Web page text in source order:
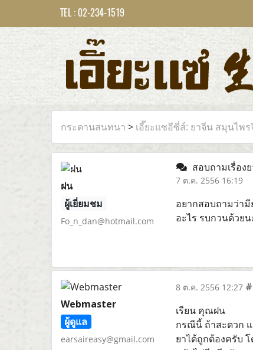
TEL : 02-234-1519
กระดานสนทนา > เอี๊ยะแซอีซี่ส์: ยาจีน สมุนไพ
ฝน
ผู้เยี่ยมชม
Fo_n_dan@hotmail.com
สอบถามเรื่อง
7 ต.ค. 2556 16:19
อยากสอบถามว่า
อะไร รบกวนด้วย
Webmaster
ผู้ดูแล
earsaireasy@gmail.com
8 ต.ค. 2556 12:27
เรียน คุณฝน
กรณีนี้ ถ้าสะดวก
ยาได้ถูกต้องครับ